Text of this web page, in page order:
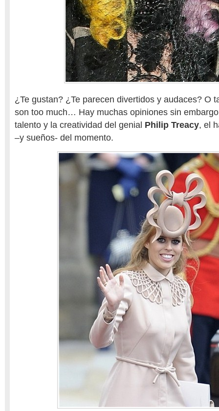
¿Te gustan? ¿Te parecen divertidos y audaces? O
son too much… Hay muchas opiniones sin
talento y la creatividad del genial Philip Treacy, el
–y sueños- del momento.